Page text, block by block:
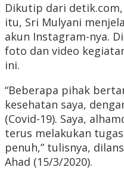
Dikutip dari
itu, Sri Mulyani
akun Instagram-nya.
foto dan video
ini.
“Beberapa pihak
kesehatan saya,
(Covid-19). Saya,
terus melakukan
penuh,” tulisnya,
Ahad (15/3/2020).